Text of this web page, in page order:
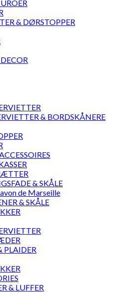
& DØRSTOPPER
& BORDSKÅNERE
& SKÅLE
de Marseille
& SKÅLE
PLAIDER
& LUFFER